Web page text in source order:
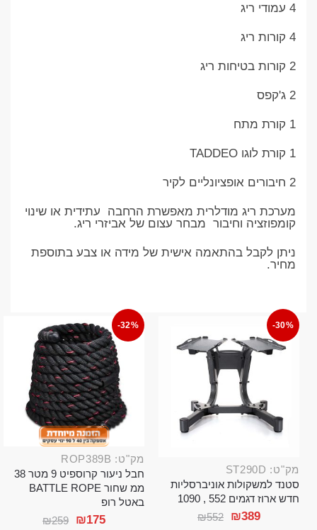
4 עמודי ריג
4 קורות ריג
2 קורות בטיחות ריג
2 ג'קפס
1 קורת מתח
1 קורת לוגו TADDEO
2 חיבורים אופציונליים לקיר
מערכת ריג מודלרית מאפשרת הרחבה עתידית או שינוי
קומפוזציה וחיבור מבחר עצום של אביזרי ריג.
ניתן לקבל בהתאמה אישית של מידה או צבע בתוספת
מחיר.
-30%
מק"ט: ST290D
סטנד למשקולות אוניברסליות
חדש ארוז דגמים 552 , 1090
₪552 ₪389
-32%
מק"ט: ROP389B
חבל ניעור קרוספיט 9 מטר 38
ממ שחור BATTLE ROPE
באטל רופ
₪259 ₪175